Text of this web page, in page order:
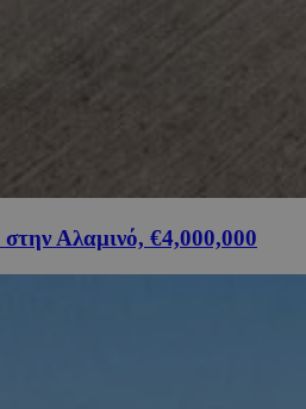
Αλαμινό, €4,000,000